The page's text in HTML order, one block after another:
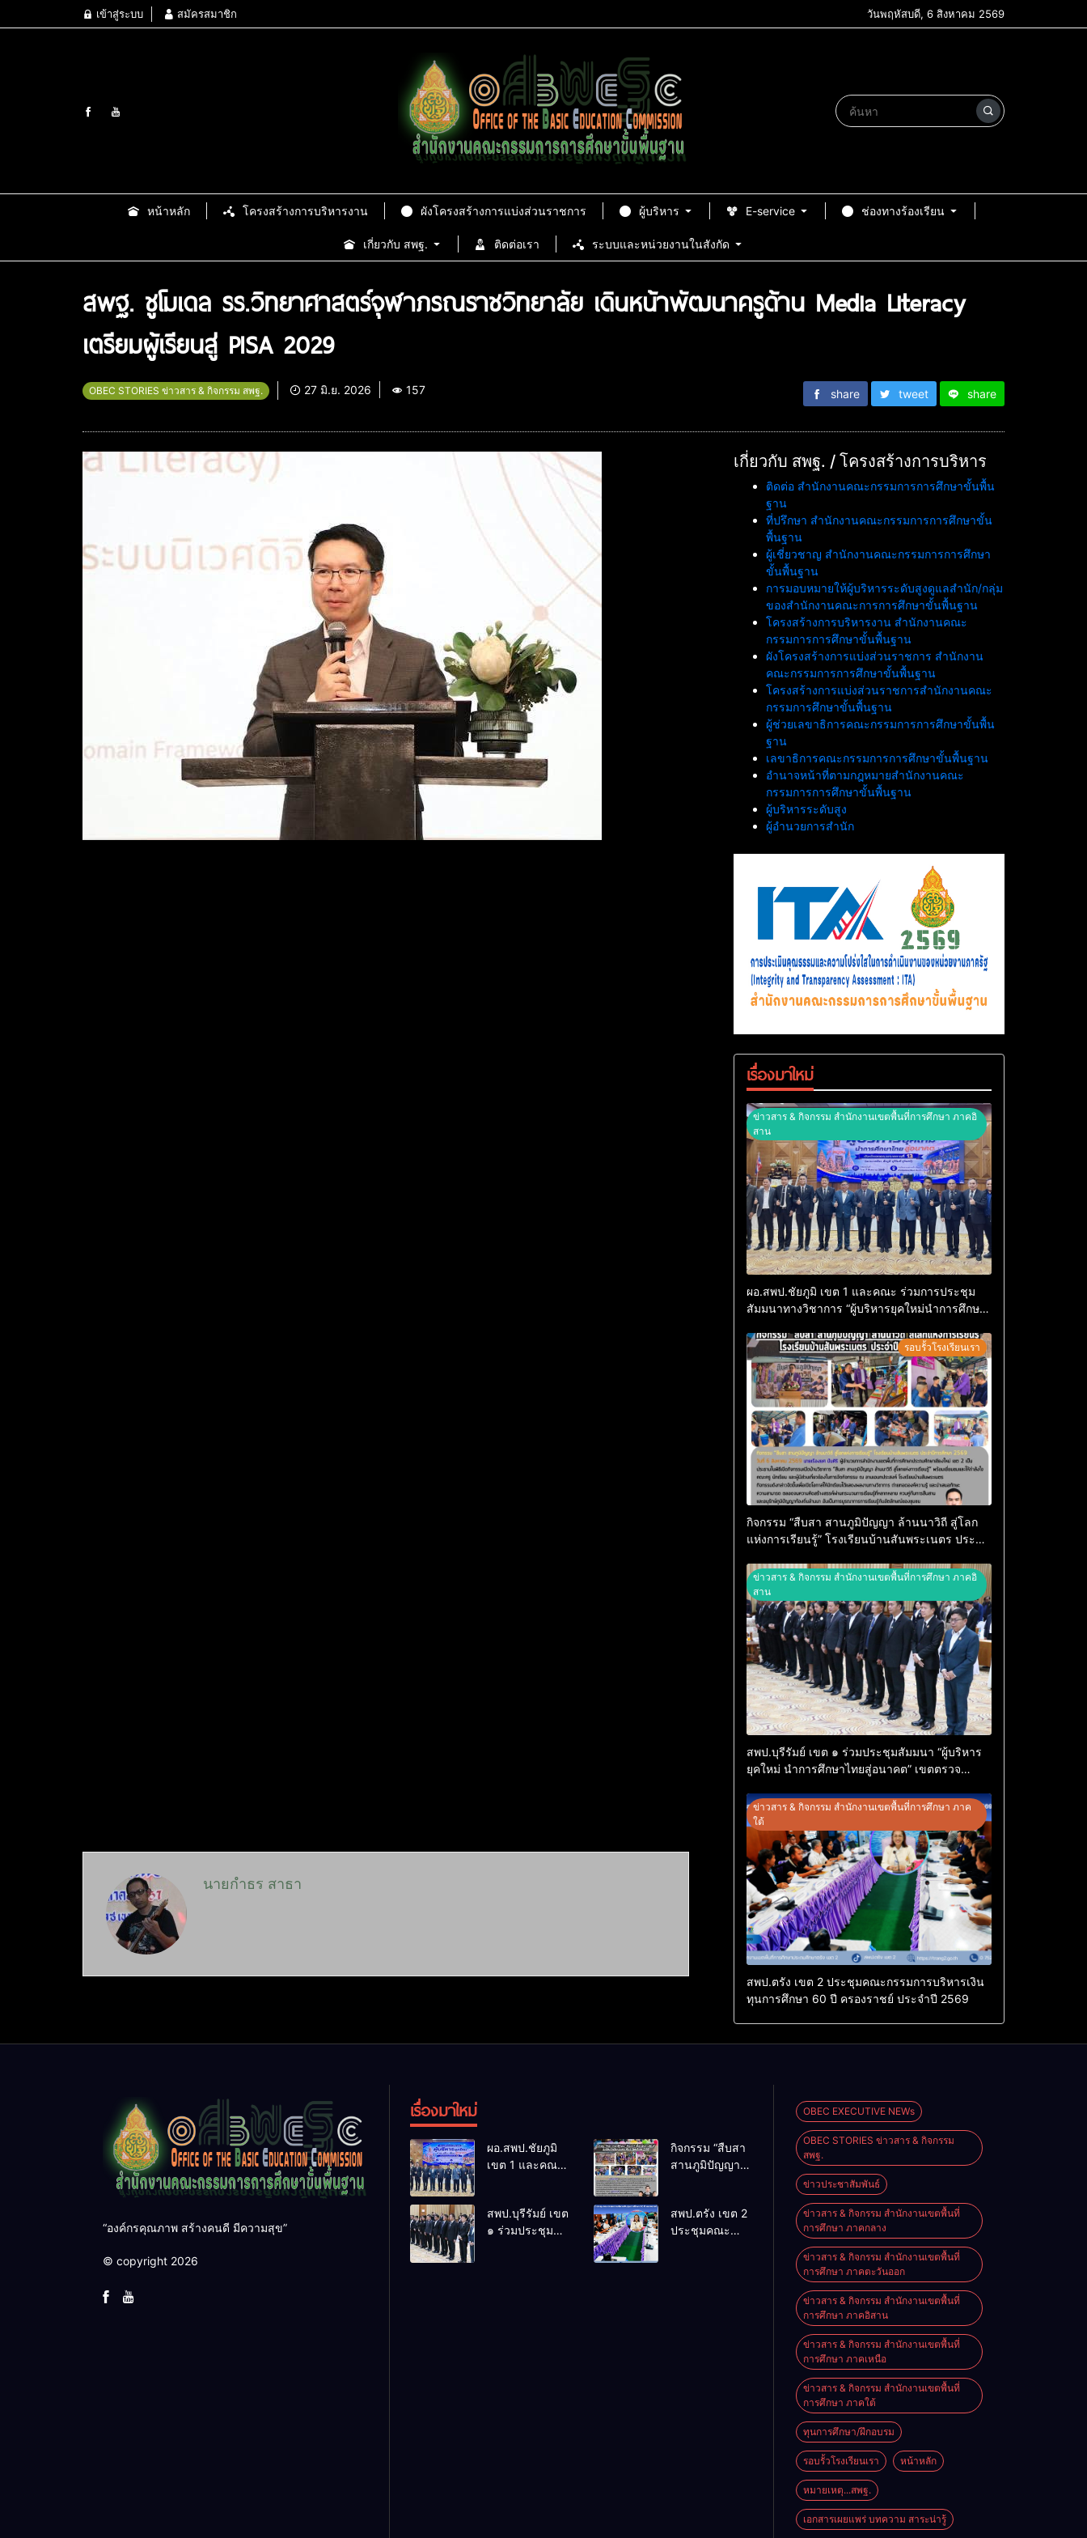
เข้าสู่ระบบ สมัครสมาชิก วันพฤหัสบดี, 6 สิงหาคม 2569
หน้าหลัก โครงสร้างการบริหารงาน ผังโครงสร้างการแบ่งส่วนราชการ ผู้บริหาร E-service ช่องทางร้องเรียน
เกี่ยวกับ สพฐ. ติดต่อเรา ระบบและหน่วยงานในสังกัด
สพฐ. ชูโมเดล รร.วิทยาศาสตร์จุฬาภรณราชวิทยาลัย เดินหน้าพัฒนาครูด้าน Media Literacy
เตรียมผู้เรียนสู่ PISA 2029
OBEC STORIES ข่าวสาร & กิจกรรม สพฐ. 27 มิ.ย. 2026 157 share tweet share
นายกำธร สาธา
เกี่ยวกับ สพฐ. / โครงสร้างการบริหาร
ติดต่อ สำนักงานคณะกรรมการการศึกษาขั้นพื้น
ฐาน
ที่ปรึกษา สำนักงานคณะกรรมการการศึกษาขั้น
พื้นฐาน
ผู้เชี่ยวชาญ สำนักงานคณะกรรมการการศึกษา
ขั้นพื้นฐาน
การมอบหมายให้ผู้บริหารระดับสูงดูแลสำนัก/กลุ่ม
ของสำนักงานคณะการการศึกษาขั้นพื้นฐาน
โครงสร้างการบริหารงาน สำนักงานคณะ
กรรมการการศึกษาขั้นพื้นฐาน
ผังโครงสร้างการแบ่งส่วนราชการ สำนักงาน
คณะกรรมการการศึกษาขั้นพื้นฐาน
โครงสร้างการแบ่งส่วนราชการสำนักงานคณะ
กรรมการศึกษาขั้นพื้นฐาน
ผู้ช่วยเลขาธิการคณะกรรมการการศึกษาขั้นพื้น
ฐาน
เลขาธิการคณะกรรมการการศึกษาขั้นพื้นฐาน
อำนาจหน้าที่ตามกฎหมายสำนักงานคณะ
กรรมการการศึกษาขั้นพื้นฐาน
ผู้บริหารระดับสูง
ผู้อำนวยการสำนัก
เรื่องมาใหม่
ข่าวสาร & กิจกรรม สำนักงานเขตพื้นที่การศึกษา ภาคอิ
สาน
ผอ.สพป.ชัยภูมิ เขต 1 และคณะ ร่วมการประชุม
สัมมนาทางวิชาการ “ผู้บริหารยุคใหม่นำการศึกษา
รอบรั้วโรงเรียนเรา
กิจกรรม “สืบสา สานภูมิปัญญา ล้านนาวิถี สู่โลก
แห่งการเรียนรู้” โรงเรียนบ้านสันพระเนตร ประจำ
ข่าวสาร & กิจกรรม สำนักงานเขตพื้นที่การศึกษา ภาคอิ
สาน
สพป.บุรีรัมย์ เขต ๑ ร่วมประชุมสัมมนา “ผู้บริหาร
ยุคใหม่ นำการศึกษาไทยสู่อนาคต” เขตตรวจ
ข่าวสาร & กิจกรรม สำนักงานเขตพื้นที่การศึกษา ภาค
ใต้
สพป.ตรัง เขต 2 ประชุมคณะกรรมการบริหารเงิน
ทุนการศึกษา 60 ปี ครองราชย์ ประจำปี 2569
“องค์กรคุณภาพ สร้างคนดี มีความสุข”
© copyright 2026
เรื่องมาใหม่
ผอ.สพป.ชัยภูมิ
เขต 1 และคณะ
วิชาการ “ผู้
บริหารยุคใหม่นำ
กิจกรรม “สืบสา
สานภูมิปัญญา
โรงเรียนบ้านสัน
พระเนตร ประจำ
สพป.บุรีรัมย์ เขต
๑ ร่วมประชุม
สพป.ตรัง เขต 2
ประชุมคณะ
OBEC EXECUTIVE NEWs
OBEC STORIES ข่าวสาร & กิจกรรม
สพฐ.
ข่าวประชาสัมพันธ์
ข่าวสาร & กิจกรรม สำนักงานเขตพื้นที่
การศึกษา ภาคกลาง
ข่าวสาร & กิจกรรม สำนักงานเขตพื้นที่
การศึกษา ภาคตะวันออก
ข่าวสาร & กิจกรรม สำนักงานเขตพื้นที่
การศึกษา ภาคอิสาน
ข่าวสาร & กิจกรรม สำนักงานเขตพื้นที่
การศึกษา ภาคเหนือ
ข่าวสาร & กิจกรรม สำนักงานเขตพื้นที่
การศึกษา ภาคใต้
ทุนการศึกษา/ฝึกอบรม
รอบรั้วโรงเรียนเรา หน้าหลัก
หมายเหตุ...สพฐ.
เอกสารเผยแพร่ บทความ สาระน่ารู้